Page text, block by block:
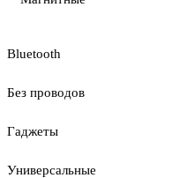
Bluetooth
Без проводов
Гаджеты
Универсальные